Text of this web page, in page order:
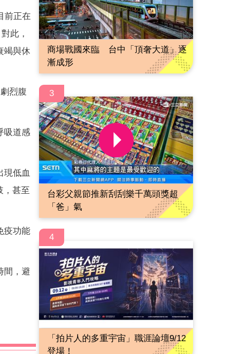
前正在
此，
竭與休
烈腹
吸道感
現低血
，甚至
疫功能
間，避
商場戰國來臨 台中「頂奢大道」逐
漸成形
3
台彩父親節推新刮刮樂千萬頭獎超
「爸」氣
4
「拍片人的多重宇宙」職涯論壇9/12
登場！